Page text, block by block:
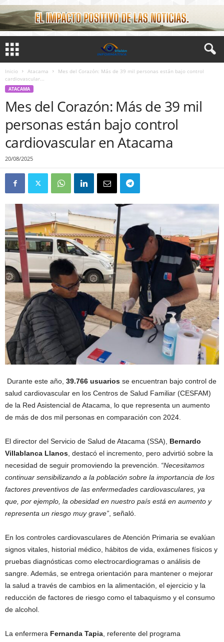
Inicio Atacama
Mes del Corazón: Más de 39 mil personas están bajo control
cardiovascular...
ATACAMA
Mes del Corazón: Más de 39 mil
personas están bajo control
cardiovascular en Atacama
20/08/2025
Durante este año, 39.766 usuarios se encuentran bajo control de
salud cardiovascular en los Centros de Salud Familiar (CESFAM)
de la Red Asistencial de Atacama, lo que representa un aumento
de más de dos mil personas en comparación con 2024.
El director del Servicio de Salud de Atacama (SSA), Bernardo
Villablanca Llanos , destacó el incremento, pero advirtió sobre la
necesidad de seguir promoviendo la prevención. “Necesitamos
continuar sensibilizando a la población sobre la importancia de los
factores preventivos de las enfermedades cardiovasculares, ya
que, por ejemplo, la obesidad en nuestro país está en aumento y
representa un riesgo muy grave” , señaló.
En los controles cardiovasculares de Atención Primaria se evalúan
signos vitales, historial médico, hábitos de vida, exámenes físicos y
pruebas diagnósticas como electrocardiogramas o análisis de
sangre. Además, se entrega orientación para mantener o mejorar
la salud a través de cambios en la alimentación, el ejercicio y la
reducción de factores de riesgo como el tabaquismo y el consumo
de alcohol.
La enfermera Fernanda Tapia , referente del programa